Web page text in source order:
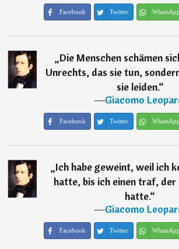
Facebook Twitter WhatsApp
„Die Menschen schämen
Unrechts, das sie tun,
sie leiden.“
―Giacomo
Facebook Twitter WhatsApp
„Ich habe geweint, weil ich
hatte, bis ich einen traf, der
hatte.“
―Giacomo
Facebook Twitter WhatsApp